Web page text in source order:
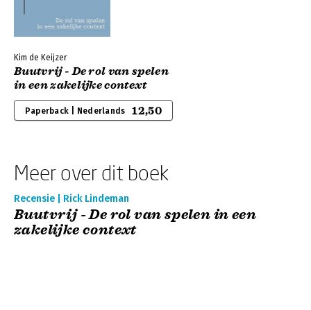
Kim de Keijzer
Buutvrij - De rol van spelen
in een zakelijke context
Paperback | Nederlands 12,50
Meer over dit boek
Recensie | Rick Lindeman
Buutvrij - De rol van spelen in een
zakelijke context